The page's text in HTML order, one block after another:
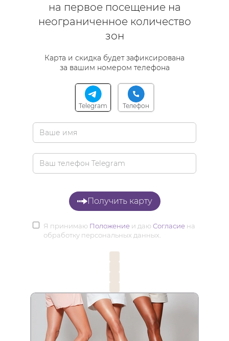
на первое посещение на
неограниченное количество
зон
Карта и скидка будет зафиксирована
за вашим номером телефона
Telegram Телефон
Получить карту
Я принимаю Положение и даюСогласие на
обработку персональных данных.